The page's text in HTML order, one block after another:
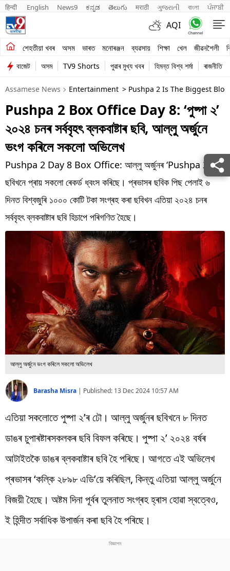
हिन्दी English News9 ಕನ್ನಡ తెలుగు मराठी ગુજરાતી বাংলা ਪੰਜਾਬੀ
AQI
শেহতীয়া খবৰ অসম ভাৰত মনোৰঞ্জন ব্যৱসায় শিক্ষা খেল জীৱনশৈলী
শেহতীয়া খবৰ
অসম
ভাৰত
মনোৰঞ্জন
শিক্ষা
খেল
জীৱনশৈলী
বিশ্ব
প্ৰযুক্তি
Videos
বাজেট অসম TV9 Shorts পুৱাৰ মুখ্য খবৰ হিমন্ত বিশ্ব শৰ্মা ৰাজনীতি
Assamese News Entertainment > Pushpa 2 Is The Biggest
Pushpa 2 Box Office Day 8: ‘পুষ্পা ২’
২০২৪ চনৰ সৰ্ববৃহৎ ব্লকবাষ্টাৰ ছবি, আল্লু অৰ্জুনে
ভংগ কৰিলে সকলো অভিলেখ
Pushpa 2 Day 8 Box Office: আল্লু অৰ্জুনৰ ‘Pushpa 2’
ছবিখনে প্ৰায় সকলো ৰেকৰ্ড ধ্বংস কৰিছে। প্ৰভাসৰ ছবিক পিছ পেলাই ৬
দিনত বিশ্বজুৰি ১০০০ কোটি টকা সংগ্ৰহ কৰা ছবিখন এতিয়া ২০২৪ চনৰ
সৰ্ববৃহৎ ব্লকবাষ্টাৰ ছবি হিচাপে পৰিগণিত হৈছে।
আল্লু অৰ্জুনে ভংগ কৰিলে সকলো অভিলেখ
Barasha Misra | Published: 13 Dec 2024 10:57 AM
এতিয়া সকলোতে পুষ্পা ২’ৰ ঢৌ। আল্লু অৰ্জুনৰ ছবিখনে ৮ দিনত
ডাঙৰ চুপাৰষ্টাৰসকলকৰ ছবি বিফল কৰিছে। পুষ্পা ২’ ২০২৪ বৰ্ষৰ
আটাইতকৈ ডাঙৰ ব্লকবাষ্টাৰ ছবি হৈ পৰিছে। আগতে এই অভিলেখ
প্ৰভাসৰ ‘কল্কি ২৮৯৮ এডি’য়ে কৰিছিল, কিন্তু এতিয়া আল্লু অৰ্জুনে
বিজয়ী হৈছে। অষ্টম দিনা পূৰ্বৰ তুলনাত সংগ্ৰহ হ্ৰাস হোৱা স্বত্বেও,
ই হিন্দীত সৰ্বাধিক উপাৰ্জন কৰা ছবি হৈ পৰিছে।